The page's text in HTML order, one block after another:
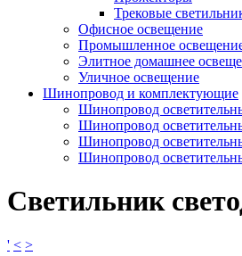
Трековые
Офисное освещение
Промышленное
Элитное домашнее
Уличное освещение
Шинопровод и комплектующие
Шинопровод
Шинопровод
Шинопровод
Шинопровод
Светильник
' < >